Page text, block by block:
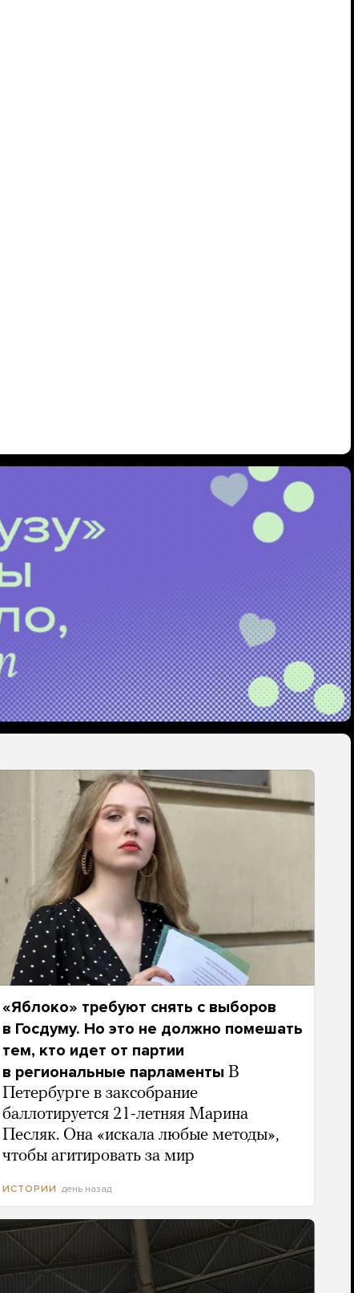
«Яблоко» требуют снять с выборов
в Госдуму. Но это не должно помешать
тем, кто идет от партии
в региональные парламенты В
Петербурге в заксобрание
баллотируется 21-летняя Марина
Песляк. Она «искала любые методы»,
чтобы агитировать за мир
ИСТОРИИ день назад